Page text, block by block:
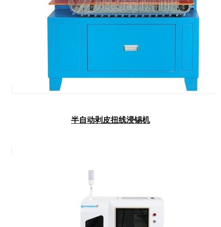
半自动剥皮扭线浸锡机